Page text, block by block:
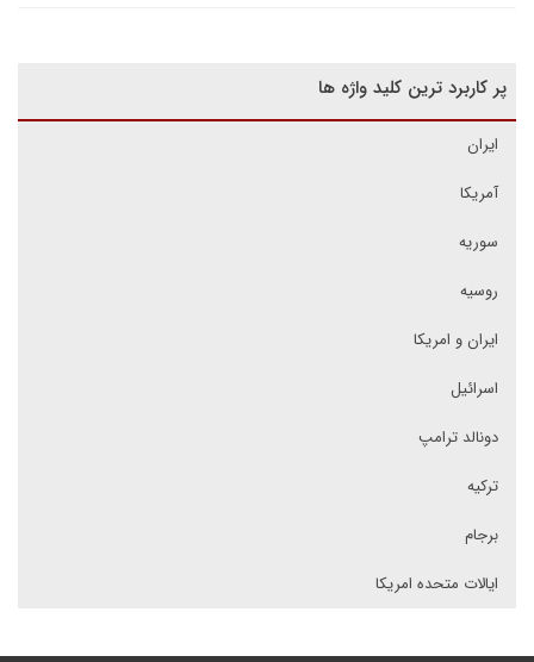
پر کاربرد ترین کلید واژه ها
ایران
آمریکا
سوریه
روسیه
ایران و امریکا
اسرائیل
دونالد ترامپ
ترکیه
برجام
ایالات متحده امریکا